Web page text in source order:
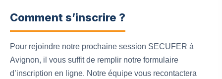
Comment s’inscrire ?
Pour rejoindre notre prochaine session SECUFER à
Avignon, il vous suffit de remplir notre formulaire
d’inscription en ligne. Notre équipe vous recontactera